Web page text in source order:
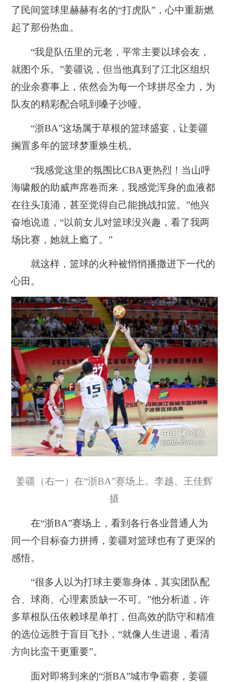
了民间篮球里赫赫有名的“打虎队”，心中重新燃
起了那份热血。
“我是队伍里的元老，平常主要以球会友，
就图个乐。”姜疆说，但当他真到了江北区组织
的业余赛事上，依然会为每一个球拼尽全力，为
队友的精彩配合吼到嗓子沙哑。
“浙BA”这场属于草根的篮球盛宴，让姜疆
搁置多年的篮球梦重焕生机。
“我感觉这里的氛围比CBA更热烈！当山呼
海啸般的助威声席卷而来，我感觉浑身的血液都
在往头顶涌，甚至觉得自己能挑战扣篮。”他兴
奋地说道，“以前女儿对篮球没兴趣，看了我两
场比赛，她就上瘾了。”
就这样，篮球的火种被悄悄播撒进下一代的
心田。
姜疆（右一）在“浙BA”赛场上。李越、王佳辉
摄
在“浙BA”赛场上，看到各行各业普通人为
同一个目标奋力拼搏，姜疆对篮球也有了更深的
感悟。
“很多人以为打球主要靠身体，其实团队配
合、球商、心理素质缺一不可。”他分析道，许
多草根队伍依赖球星单打，但高效的防守和精准
的选位远胜于盲目飞扑，“就像人生进退，看清
方向比蛮干更重要”。
面对即将到来的“浙BA”城市争霸赛，姜疆